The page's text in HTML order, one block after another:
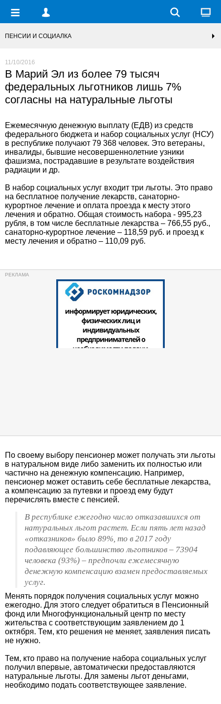
ПЕНСИИ И СОЦИАЛКА
11/10/2016
В Марий Эл из более 79 тысяч
федеральных льготников лишь 7%
согласны на натуральные льготы
Ежемесячную денежную выплату (ЕДВ) из средств
федерального бюджета и набор социальных услуг (НСУ)
в республике получают 79 368 человек. Это ветераны,
инвалиды, бывшие несовершеннолетние узники
фашизма, пострадавшие в результате воздействия
радиации и др.
В набор социальных услуг входит три льготы. Это право
на бесплатное получение лекарств, санаторно-
курортное лечение и оплата проезда к месту этого
лечения и обратно. Общая стоимость набора - 995,23
рубля, в том числе бесплатные лекарства – 766,55 руб.,
санаторно-курортное лечение – 118,59 руб. и проезд к
месту лечения и обратно – 110,09 руб.
По своему выбору пенсионер может получать эти льготы
в натуральном виде либо заменить их полностью или
частично на денежную компенсацию. Например,
пенсионер может оставить себе бесплатные лекарства,
а компенсацию за путевки и проезд ему будут
перечислять вместе с пенсией.
В республике ежегодно число отказавшихся от
натуральных льгот растет. Если пять лет назад
«отказников» было 89%, то в 2017 году
подавляющее большинство льготников – 73904
человека (93%) – предпочли ежемесячную
денежную компенсацию взамен предоставляемых
услуг.
Менять порядок получения социальных услуг можно
ежегодно. Для этого следует обратиться в Пенсионный
фонд или Многофункциональный центр по месту
жительства с соответствующим заявлением до 1
октября. Тем, кто решения не меняет, заявления писать
не нужно.
Тем, кто право на получение набора социальных услуг
получил впервые, автоматически предоставляются
натуральные льготы. Для замены льгот деньгами,
необходимо подать соответствующее заявление.